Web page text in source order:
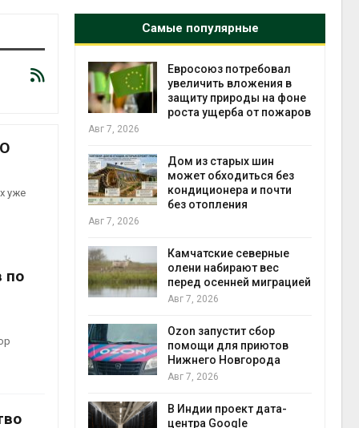
уже
по
Самые популярные
до
в
контроль
Евросоюз потребовал
увеличить вложения в
защиту природы на фоне
роста ущерба от пожаров
Авг 7, 2026
Дом из старых шин
может обходиться без
кондиционера и почти
без отопления
Авг 7, 2026
Камчатские северные
олени набирают вес
перед осенней миграцией
Авг 7, 2026
Ozon запустит сбор
помощи для приютов
Нижнего Новгорода
Авг 7, 2026
В Индии проект дата-
центра Google